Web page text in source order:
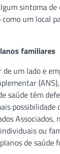
sintoma
um local
familiares
um lado e
saúde têm
possibilidade
Associados,
ou
de saúde